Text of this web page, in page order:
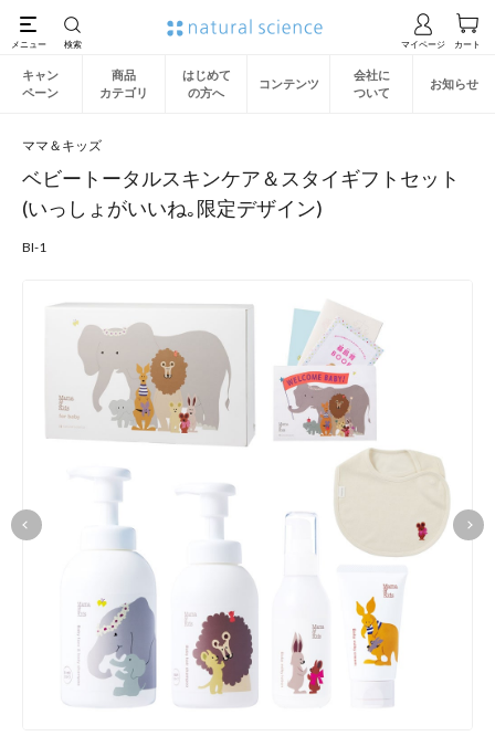
キャン
ペーン
商品
カテゴリ
はじめて
の方へ
コンテンツ
会社に
ついて
お知らせ
ママ＆キッズ
ベビートータルスキンケア＆スタイギフトセット
(いっしょがいいね｡限定デザイン)
BI-1